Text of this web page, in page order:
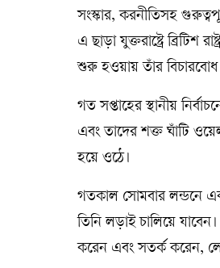
সংস্কার, করনীতিসহ
এ ছাড়া যুক্তরাষ্ট্রে
শুরু হওয়ায় তাঁর বিচারবোধ
গত সপ্তাহের স্থানীয়
এবং তাদের শক্ত ঘাঁটি
হয়ে ওঠে।
গতকাল সোমবার লন্ডনে এক
তিনি লড়াই চালিয়ে
করেন এবং সতর্ক করেন,